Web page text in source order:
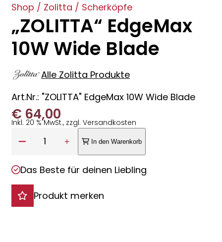
Shop / Zolitta / Scherköpfe
„ZOLITTA“ EdgeMax
10W Wide Blade
Alle Zolitta Produkte
Art.Nr.: "ZOLITTA" EdgeMax 10W Wide Blade
€ 64,00
Inkl. 20 % MwSt., zzgl. Versandkosten
1 In den Warenkorb
Das Beste für deinen Liebling
Produkt merken